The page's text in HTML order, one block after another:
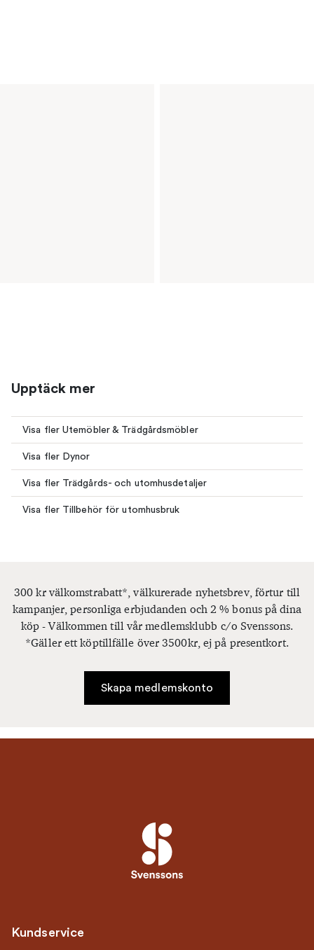
Upptäck mer
Visa fler Utemöbler & Trädgårdsmöbler
Visa fler Dynor
Visa fler Trädgårds- och utomhusdetaljer
Visa fler Tillbehör för utomhusbruk
300 kr välkomstrabatt*, välkurerade nyhetsbrev, förtur till
kampanjer, personliga erbjudanden och 2 % bonus på dina
köp - Välkommen till vår medlemsklubb c/o Svenssons.
*Gäller ett köptillfälle över 3500kr, ej på presentkort.
Skapa medlemskonto
Kundservice